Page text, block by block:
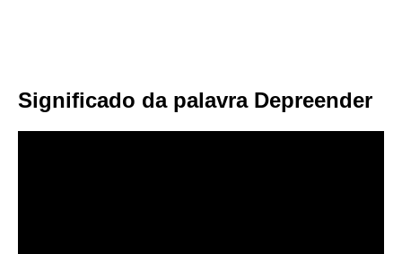
Significado da palavra Depreender